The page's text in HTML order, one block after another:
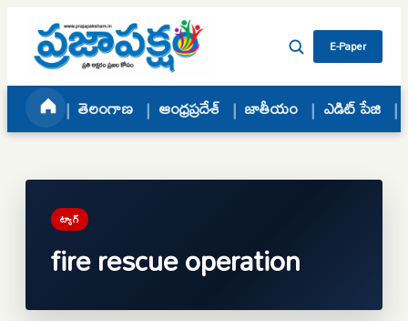
Skip to content
E-Paper
తెలంగాణ ఆంధ్రప్రదేశ్ జాతీయం ఎడిట్ పేజి
ట్యాగ్
fire rescue operation